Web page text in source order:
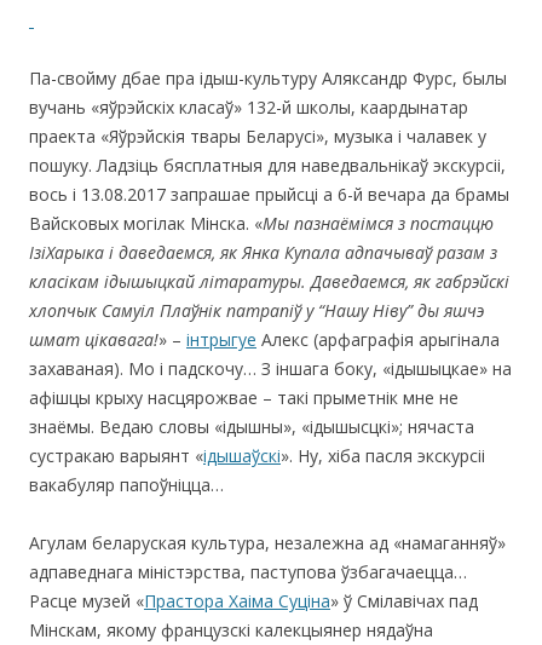
Па-свойму дбае пра ідыш-культуру Аляксандр Фурс, былы
вучань «яўрэйскіх класаў» 132-й школы, каардынатар
праекта «Яўрэйскія твары Беларусі», музыка і чалавек у
пошуку. Ладзіць бясплатныя для наведвальнікаў экскурсіі,
вось і 13.08.2017 запрашае прыйсці а 6-й вечара да брамы
Вайсковых могілак Мінска. «Мы пазнаёмімся з постаццю
ІзіХарыка і даведаемся, як Янка Купала адпачываў разам з
класікам ідышыцкай літаратуры. Даведаемся, як габрэйскі
хлопчык Самуіл Плаўнік патрапіў у “Нашу Ніву” ды яшчэ
шмат цікавага!» – інтрыгуе Алекс (арфаграфія арыгінала
захаваная). Мо і падскочу… З іншага боку, «ідышыцкае» на
афішцы крыху насцярожвае – такi прыметнік мне не
знаёмы. Ведаю словы «ідышны», «ідышысцкі»; нячаста
сустракаю варыянт «ідышаўскі». Ну, хіба пасля экскурсіі
вакабуляр папоўніцца…
Агулам беларуская культура, незалежна ад «намаганняў»
адпаведнага міністэрства, паступова ўзбагачаецца…
Расце музей «Прастора Хаіма Суціна» ў Смілавічах пад
Мінскам, якому французскі калекцыянер нядаўна